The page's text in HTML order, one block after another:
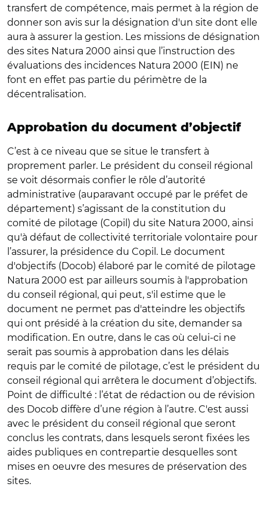
transfert de compétence, mais permet à la région de
donner son avis sur la désignation d'un site dont elle
aura à assurer la gestion. Les missions de désignation
des sites Natura 2000 ainsi que l’instruction des
évaluations des incidences Natura 2000 (EIN) ne
font en effet pas partie du périmètre de la
décentralisation.
Approbation du document d’objectif
C’est à ce niveau que se situe le transfert à
proprement parler. Le président du conseil régional
se voit désormais confier le rôle d’autorité
administrative (auparavant occupé par le préfet de
département) s’agissant de la constitution du
comité de pilotage (Copil) du site Natura 2000, ainsi
qu'à défaut de collectivité territoriale volontaire pour
l’assurer, la présidence du Copil. Le document
d'objectifs (Docob) élaboré par le comité de pilotage
Natura 2000 est par ailleurs soumis à l'approbation
du conseil régional, qui peut, s'il estime que le
document ne permet pas d'atteindre les objectifs
qui ont présidé à la création du site, demander sa
modification. En outre, dans le cas où celui-ci ne
serait pas soumis à approbation dans les délais
requis par le comité de pilotage, c’est le président du
conseil régional qui arrêtera le document d’objectifs.
Point de difficulté : l’état de rédaction ou de révision
des Docob diffère d’une région à l’autre. C'est aussi
avec le président du conseil régional que seront
conclus les contrats, dans lesquels seront fixées les
aides publiques en contrepartie desquelles sont
mises en oeuvre des mesures de préservation des
sites.